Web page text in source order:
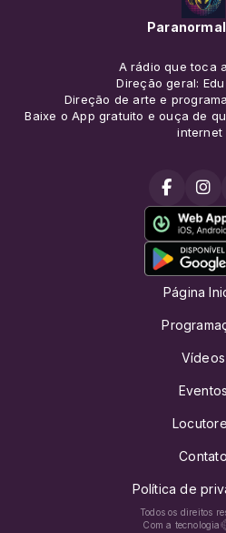
A rádio que toca
Direção geral:
Direção de arte e
Baixe o App gratuito e ouça de
internet
Página
Vídeos
Eventos
Contato
Política de
Todos os direitos
Com a tecnologia